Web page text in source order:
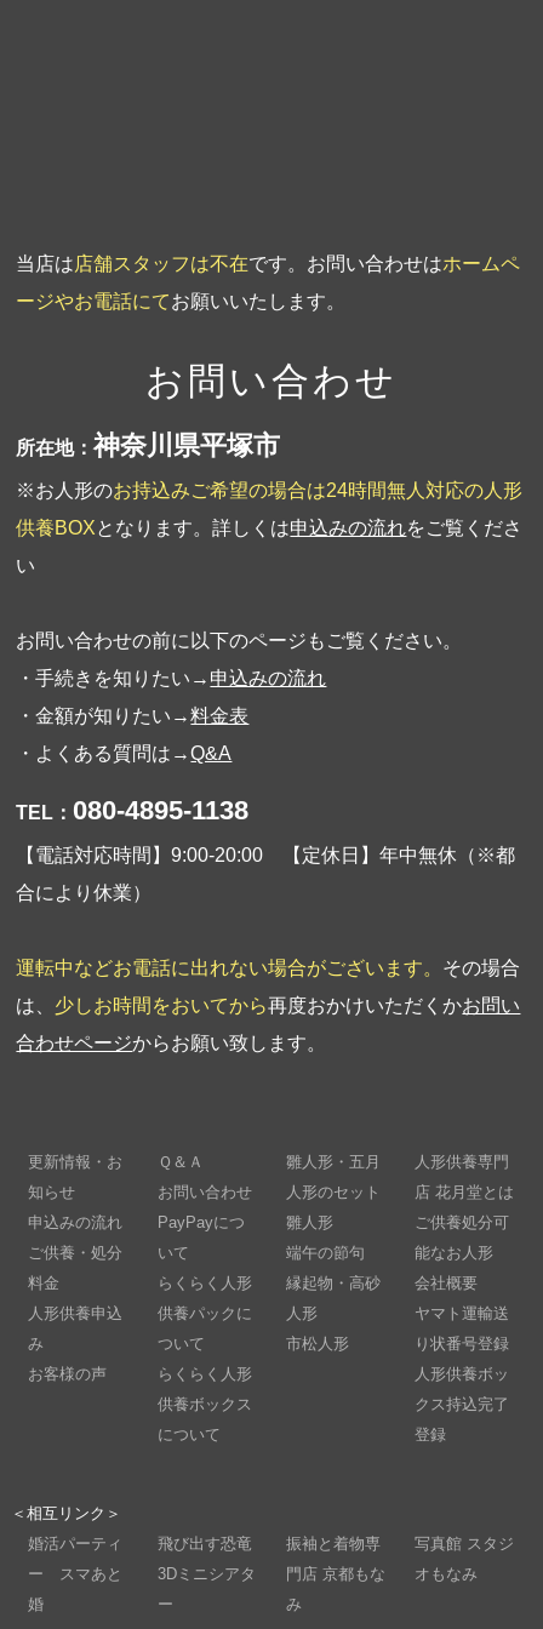
当店は店舗スタッフは不在です。お問い合わせはホームペ
ージやお電話にてお願いいたします。
お問い合わせ
所在地：神奈川県平塚市
※お人形のお持込みご希望の場合は24時間無人対応の人形
供養BOXとなります。詳しくは申込みの流れをご覧くださ
い
お問い合わせの前に以下のページもご覧ください。
・手続きを知りたい→ 申込みの流れ
・金額が知りたい→料金表
・よくある質問は→Q&A
TEL： 080-4895-1138
【電話対応時間】9:00-20:00 【定休日】年中無休（※都
合により休業）
運転中などお電話に出れない場合がございます。 その場合
は、 少しお時間をおいてから再度おかけいただくかお問い
合わせページからお願い致します。
更新情報・お
知らせ
申込みの流れ
ご供養・処分
料金
人形供養申込
み
お客様の声
Ｑ＆Ａ
お問い合わせ
PayPayにつ
いて
らくらく人形
供養パックに
ついて
らくらく人形
供養ボックス
について
雛人形・五月
人形のセット
雛人形
端午の節句
縁起物・高砂
人形
市松人形
人形供養専門
店 花月堂とは
ご供養処分可
能なお人形
会社概要
ヤマト運輸送
り状番号登録
人形供養ボッ
クス持込完了
登録
＜相互リンク＞
婚活パーティ
ー スマあと
婚
飛び出す恐竜
3Dミニシアタ
ー
振袖と着物専
門店 京都もな
み
写真館 スタジ
オもなみ